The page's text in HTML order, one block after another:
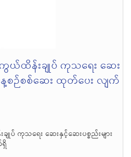
ာကွယ်ထိန်းချုပ် ကုသရေး ဆေး
နေ့စဉ်စစ်ဆေး ထုတ်ပေး လျက်
ျုပ် ကုသရေး ဆေးနှင့်ဆေးပစ္စည်းများ